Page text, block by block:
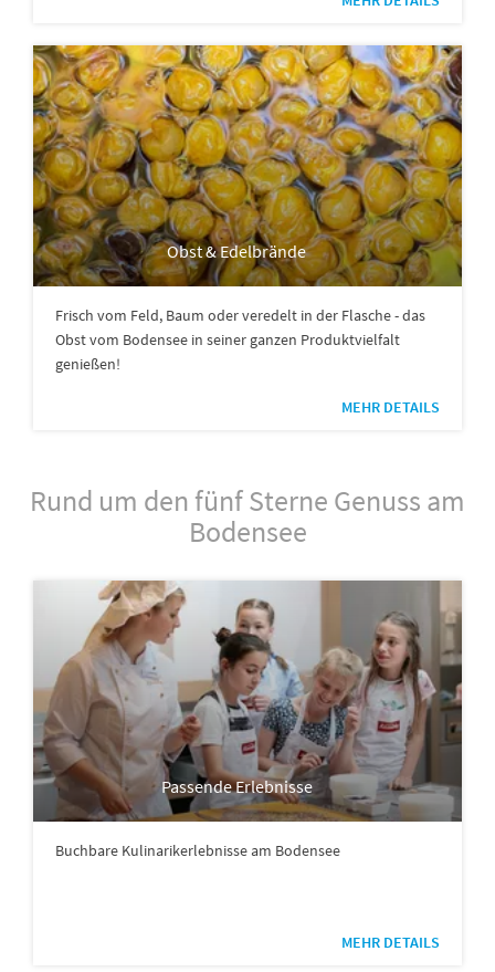
Obst & Edelbrände
Frisch vom Feld, Baum oder veredelt in der Flasche - das
Obst vom Bodensee in seiner ganzen Produktvielfalt
genießen!
MEHR DETAILS
Rund um den fünf Sterne Genuss am
Bodensee
Passende Erlebnisse
Buchbare Kulinarikerlebnisse am Bodensee
MEHR DETAILS